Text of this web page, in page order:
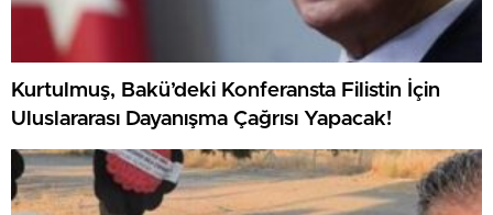
Kurtulmuş, Bakü’deki Konferansta Filistin İçin
Uluslararası Dayanışma Çağrısı Yapacak!